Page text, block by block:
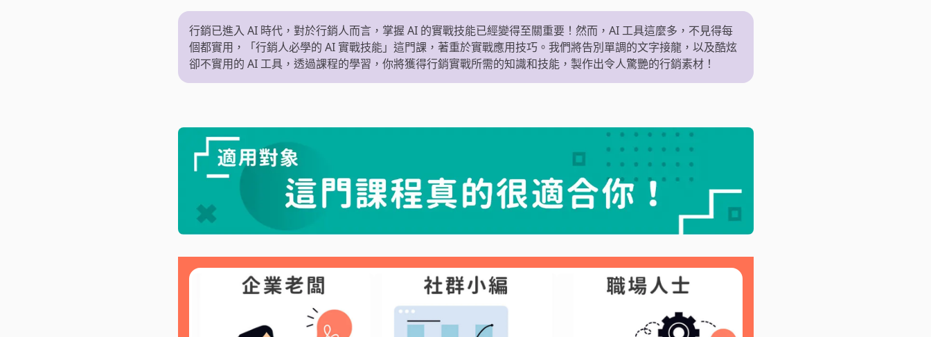
行銷已進入 AI 時代，對於行銷人而言，掌握 AI 的實戰技能已經變得至關重要！然而，AI 工具這麼多，不見得每
個都實用，「行銷人必學的 AI 實戰技能」這門課，著重於實戰應用技巧。我們將告別單調的文字接龍，以及酷炫
卻不實用的 AI 工具，透過課程的學習，你將獲得行銷實戰所需的知識和技能，製作出令人驚艷的行銷素材！